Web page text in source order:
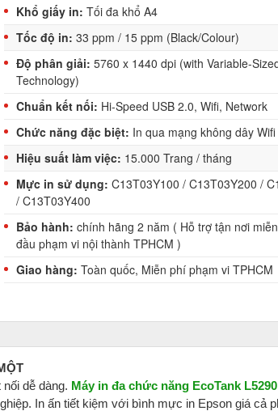
Khổ giấy in: Tối đa khổ A4
Tốc độ in: 33 ppm / 15 ppm (Black/Colour)
Độ phân giải: 5760 x 1440 dpi (with Variable-
Technology)
Chuẩn kết nối: Hi-Speed USB 2.0, Wifi, Network
Chức năng đặc biệt: In qua mạng không dây Wifi
Hiệu suất làm việc: 15.000 Trang / tháng
Mực in sử dụng: C13T03Y100 / C13T03Y200 /
/ C13T03Y400
Bảo hành: chính hãng 2 năm ( Hỗ trợ tận nơi
đầu phạm vi nội thành TPHCM )
Giao hàng: Toàn quốc, Miễn phí phạm vi TPHCM
dễ dàng. Máy in đa chức năng EcoTank L5290
In ấn tiết kiệm với bình mực in Epson giá cả